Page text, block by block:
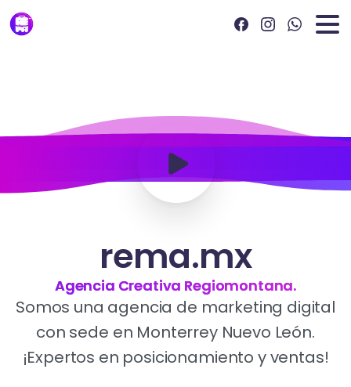
rema.mx
Agencia Creativa Regiomontana.
Somos una agencia de marketing digital
con sede en Monterrey Nuevo León.
¡Expertos en posicionamiento y ventas!